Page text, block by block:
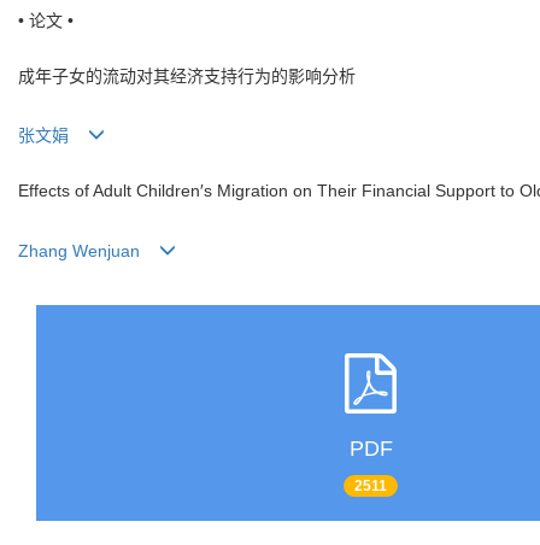
• 论文 •
成年子女的流动对其经济支持行为的影响分析
张文娟
Effects of Adult Children′s Migration on Their Financial Support to
Zhang Wenjuan
PDF
2511